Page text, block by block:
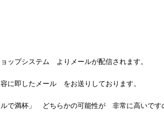
プシステム よりメールが配信されます。
即したメール をお送りしております。
で満杯」 どちらかの可能性が 非常に高いです